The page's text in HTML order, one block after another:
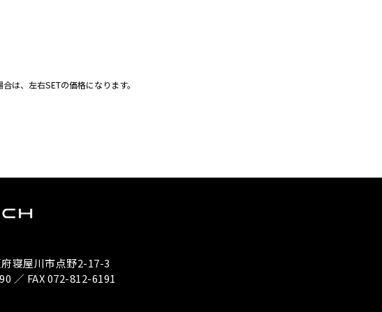
は、左右SETの価格になります。
寝屋川市点野2-17-3
／ FAX 072-812-6191